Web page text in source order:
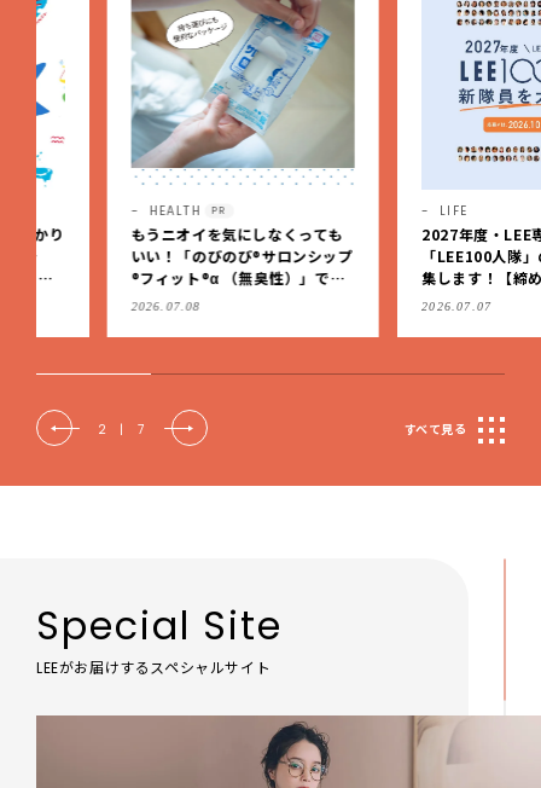
PR
もうニオイを気にしなくっても
いい！「のびのび®サロンシップ
®フィット®α （無臭性）」で、
肩こりや足腰のダルさを出先で
2027年度・LEE専属ブロガ
「LEE100人隊」の新隊員
集します！【締め切り：
2 | 7 すべて見る
Special Site
LEEがお届けするスペシャルサイト